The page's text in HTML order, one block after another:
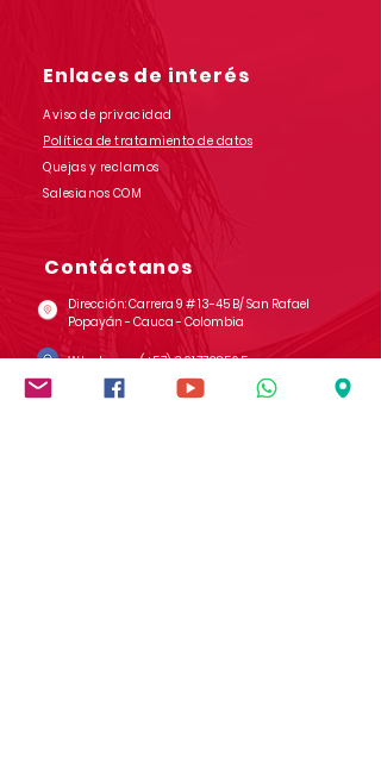
Enlaces de interés
Aviso de privacidad
Política de tratamiento de datos
Quejas y reclamos
Salesianos COM
Contáctanos
Dirección: Carrera 9 # 13-45 B/ San Rafael
Popayán - Cauca - Colombia
Whatsapp:(+57)3017728565
E-mail:comunicaciones.iedb@salesianos.edu.co